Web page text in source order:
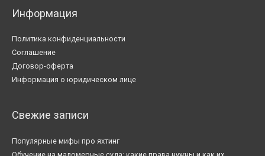
Информация
Политика конфиденциальности
Соглашение
Договор-оферта
Информация о юридическом лице
Свежие записи
Популярные мифы про яхтинг